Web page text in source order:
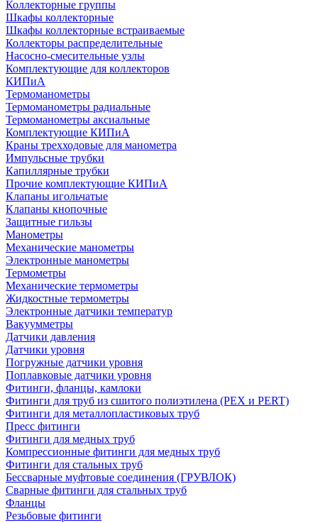
Коллекторные группы
Шкафы коллекторные
Шкафы коллекторные встраиваемые
Коллекторы распределительные
Насосно-смесительные узлы
Комплектующие для коллекторов
КИПиА
Термоманометры
Термоманометры радиальные
Термоманометры аксиальные
Комплектующие КИПиА
Краны трехходовые для манометра
Импульсные трубки
Капиллярные трубки
Прочие комплектующие КИПиА
Клапаны игольчатые
Клапаны кнопочные
Защитные гильзы
Манометры
Механические манометры
Электронные манометры
Термометры
Механические термометры
Жидкостные термометры
Электронные датчики температур
Вакуумметры
Датчики давления
Датчики уровня
Погружные датчики уровня
Поплавковые датчики уровня
Фитинги, фланцы, камлоки
Фитинги для труб из сшитого полиэтилена (PEX и PERT)
Фитинги для металлопластиковых труб
Пресс фитинги
Фитинги для медных труб
Компрессионные фитинги для медных труб
Фитинги для стальных труб
Бессварные муфтовые соединения (ГРУВЛОК)
Сварные фитинги для стальных труб
Фланцы
Резьбовые фитинги